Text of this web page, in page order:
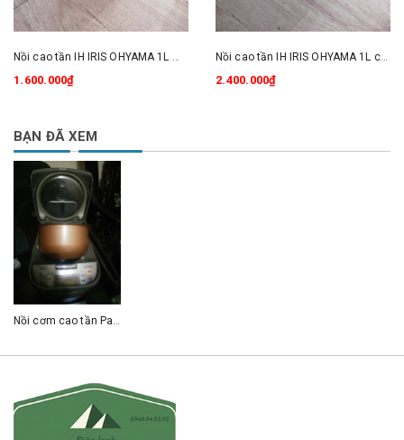
1.600.000₫
Nồi cao tần IH IRIS OHYAMA 1L có Áp suất nấu cơm cực ngon
2.400.000₫
BẠN ĐÃ XEM
Nồi cơm cao tần Panasonic 1L